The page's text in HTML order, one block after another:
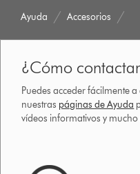
Ayuda Accesorios
¿Cómo
Puedes acceder fácilmente
nuestras páginas de Ayuda
vídeos informativos y mucho